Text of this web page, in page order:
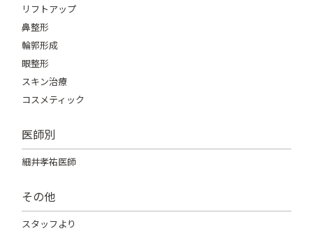
リフトアップ
鼻整形
輪郭形成
眼整形
スキン治療
コスメティック
医師別
細井孝祐医師
その他
スタッフより